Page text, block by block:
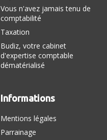
Vous n'avez jamais tenu de
comptabilité
Taxation
Budiz, votre cabinet
d'expertise comptable
dématérialisé
Informations
Mentions légales
Parrainage